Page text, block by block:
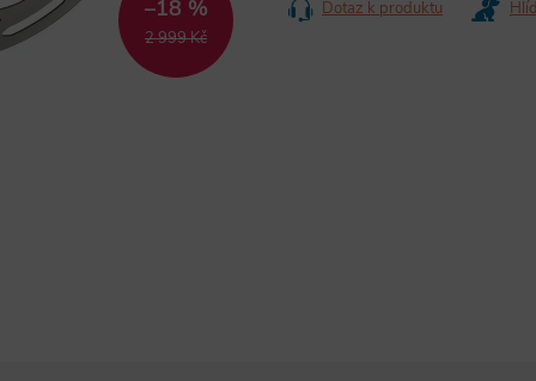
2 999 Kč
–18 % Dotaz k produktu